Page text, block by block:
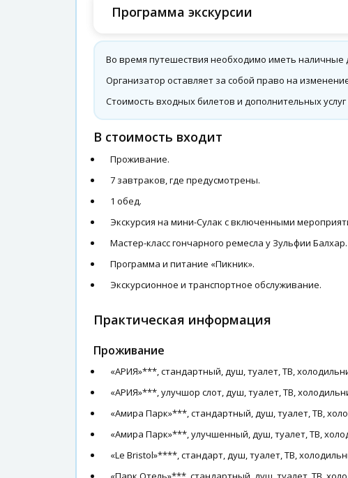
Программа экскурсии
Во время путешествия необходимо иметь
Организатор оставляет за собой право на
Стоимость входных билетов и дополнительных
В стоимость входит
Проживание.
7 завтраков, где предусмотрены.
1 обед.
Экскурсия на мини-Сулак с включенными
Мастер-класс гончарного ремесла у Зульфии Балхар.
Программа и питание «Пикник».
Экскурсионное и транспортное обслуживание.
Практическая информация
Проживание
«АРИЯ»***, стандартный, душ, туалет, ТВ,
«АРИЯ»***, улучшор слот, душ, туалет, ТВ,
«Амира Парк»***, стандартный, душ, туалет, ТВ,
«Амира Парк»***, улучшенный, душ, туалет, ТВ,
«Le Bristol»****, стандарт, душ, туалет, ТВ,